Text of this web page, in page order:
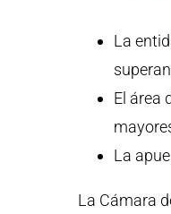
La
El área
La
La Cámara